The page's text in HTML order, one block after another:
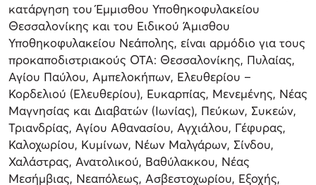
κατάργηση του Έμμισθου Υποθηκοφυλακείου
Θεσσαλονίκης και του Ειδικού Άμισθου
Υποθηκοφυλακείου Νεάπολης, είναι αρμόδιο για τους
προκαποδιστριακούς ΟΤΑ: Θεσσαλονίκης, Πυλαίας,
Αγίου Παύλου, Αμπελοκήπων, Ελευθερίου –
Κορδελιού (Ελευθερίου), Ευκαρπίας, Μενεμένης, Νέας
Μαγνησίας και Διαβατών (Ιωνίας), Πεύκων, Συκεών,
Τριανδρίας, Αγίου Αθανασίου, Αγχιάλου, Γέφυρας,
Καλοχωρίου, Κυμίνων, Νέων Μαλγάρων, Σίνδου,
Χαλάστρας, Ανατολικού, Βαθύλακκου, Νέας
Μεσήμβιας, Νεαπόλεως, Ασβεστοχωρίου, Εξοχής,